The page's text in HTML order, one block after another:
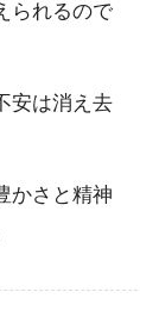
られるので
安は消え去
かさと精神